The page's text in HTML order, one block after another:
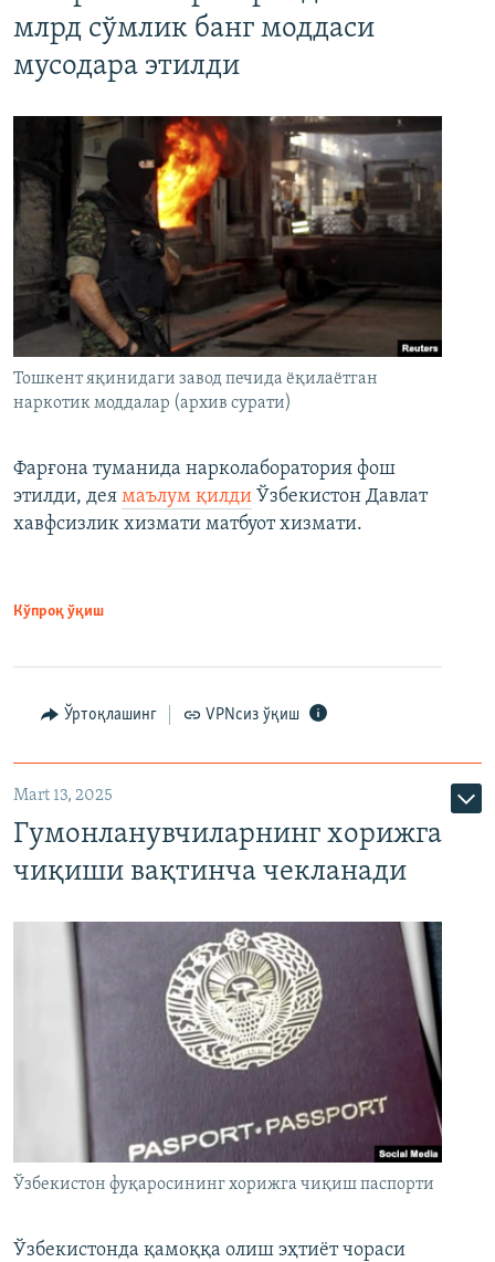
млрд сўмлик банг моддаси
мусодара этилди
Тошкент яқинидаги завод печида ёқилаётган
наркотик моддалар (архив сурати)
Фарғона туманида нарколаборатория фош
этилди, дея маълум қилди Ўзбекистон Давлат
хавфсизлик хизмати матбуот хизмати.
Кўпроқ ўқиш
Ўртоқлашинг VPNсиз ўқиш
Mart 13, 2025
Гумонланувчиларнинг хорижга
чиқиши вақтинча чекланади
Ўзбекистон фуқаросининг хорижга чиқиш паспорти
Ўзбекистонда қамоққа олиш эҳтиёт чораси